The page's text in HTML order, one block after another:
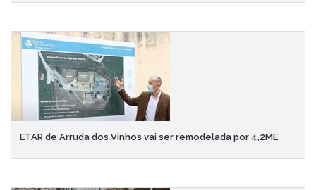
ETAR de Arruda dos Vinhos vai ser remodelada por 4,2ME